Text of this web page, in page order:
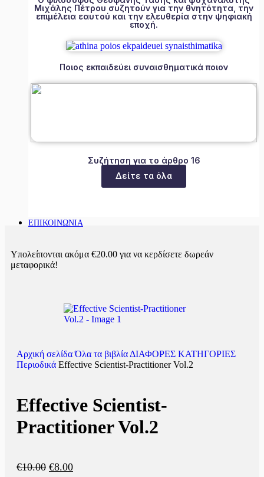
Μιχάλης Πέτρου συζητούν για την θνητότητα, την
επιμέλεια εαυτού και την ελευθερία στην ψηφιακή
εποχή.
Ποιος εκπαιδεύει συναισθηματικά ποιον
Συζήτηση για το άρθρο 16
Δείτε τα όλα
ΕΠΙΚΟΙΝΩΝΙΑ
Υπολείπονται ακόμα €20.00 για να κερδίσετε δωρεάν
μεταφορικά!
Αρχική σελίδαΌλα τα βιβλία ΔΙΑΦΟΡΕΣ ΚΑΤΗΓΟΡΙΕΣ
Περιοδικά Effective Scientist-Practitioner Vol.2
Effective Scientist-
Practitioner Vol.2
€10.00 €8.00